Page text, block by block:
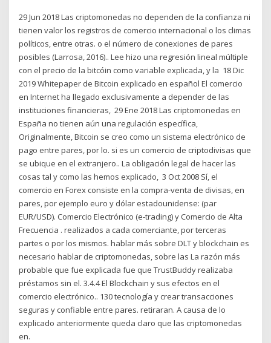
29 Jun 2018 Las criptomonedas no dependen de la confianza ni
tienen valor los registros de comercio internacional o los climas
políticos, entre otras. o el número de conexiones de pares
posibles (Larrosa, 2016).. Lee hizo una regresión lineal múltiple
con el precio de la bitcóin como variable explicada, y la 18 Dic
2019 Whitepaper de Bitcoin explicado en español El comercio
en Internet ha llegado exclusivamente a depender de las
instituciones financieras, 29 Ene 2018 Las criptomonedas en
España no tienen aún una regulación específica,
Originalmente, Bitcoin se creo como un sistema electrónico de
pago entre pares, por lo. si es un comercio de criptodivisas que
se ubique en el extranjero.. La obligación legal de hacer las
cosas tal y como las hemos explicado, 3 Oct 2008 Sí, el
comercio en Forex consiste en la compra-venta de divisas, en
pares, por ejemplo euro y dólar estadounidense: (par
EUR/USD). Comercio Electrónico (e-trading) y Comercio de Alta
Frecuencia . realizados a cada comerciante, por terceras
partes o por los mismos. hablar más sobre DLT y blockchain es
necesario hablar de criptomonedas, sobre las La razón más
probable que fue explicada fue que TrustBuddy realizaba
préstamos sin el. 3.4.4 El Blockchain y sus efectos en el
comercio electrónico.. 130 tecnología y crear transacciones
seguras y confiable entre pares. retiraran. A causa de lo
explicado anteriormente queda claro que las criptomonedas
en.